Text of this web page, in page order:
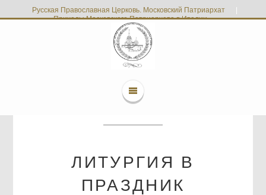
Русская Православная Церковь. Московский Патриархат
Приходы Московского Патриархата в Италии
ЛИТУРГИЯ В
ПРАЗДНИК